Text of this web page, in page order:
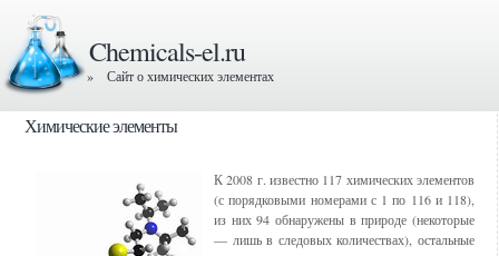
Chemicals-el.ru
» Сайт о химических элементах
Химические элементы
К 2008 г. известно 117 химических элементов
(с порядковыми номерами с 1 по 116 и 118),
из них 94 обнаружены в природе (некоторые
— лишь в следовых количествах), остальные